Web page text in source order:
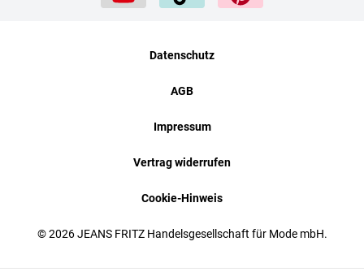
© 2026 JEANS FRITZ Handelsgesellschaft für Mode mbH.
Datenschutz
AGB
Impressum
Vertrag widerrufen
Cookie-Hinweis